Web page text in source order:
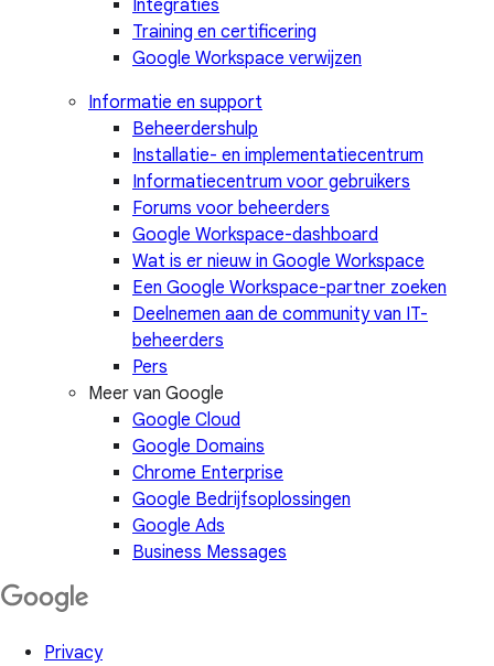
Integraties
Training en certificering
Google Workspace verwijzen
Informatie en support
Beheerdershulp
Installatie- en implementatiecentrum
Informatiecentrum voor gebruikers
Forums voor beheerders
Google Workspace-dashboard
Wat is er nieuw in Google Workspace
Een Google Workspace-partner zoeken
Deelnemen aan de community van IT-
beheerders
Pers
Meer van Google
Google Cloud
Google Domains
Chrome Enterprise
Google Bedrijfsoplossingen
Google Ads
Business Messages
Privacy